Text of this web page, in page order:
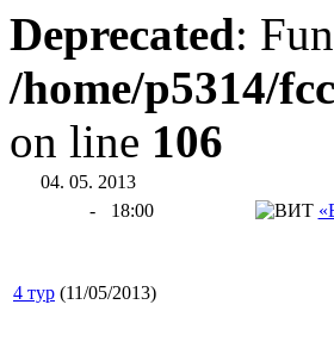
Deprecated:
/home/p5314/
on line 106
04. 05. 2013
-
18:00
4 тур (11/05/2013)